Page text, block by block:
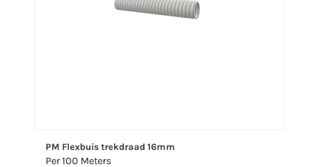
PM Flexbuis trekdraad 16mm
Per 100 Meters